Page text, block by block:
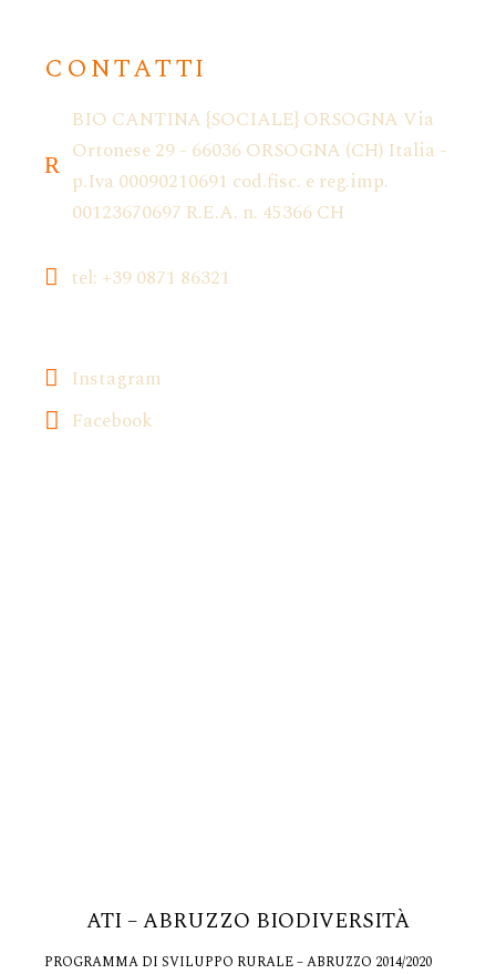
CONTATTI
BIO CANTINA {SOCIALE} ORSOGNA Via
Ortonese 29 - 66036 ORSOGNA (CH) Italia -
p.Iva 00090210691 cod.fisc. e reg.imp.
00123670697 R.E.A. n. 45366 CH
tel: +39 0871 86321
Instagram
Facebook
ATI – ABRUZZO BIODIVERSITÀ
PROGRAMMA DI SVILUPPO RURALE – ABRUZZO 2014/2020